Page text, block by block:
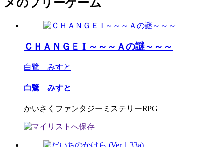
メのフリーゲーム
ＣＨＡＮＧＥ I ～～～Ａの謎～～～
白鷺 みすと
白鷺 みすと
かいさくファンタジーミステリーRPG